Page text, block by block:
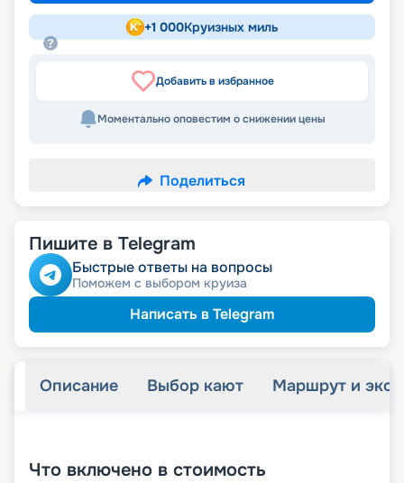
+1 000Круизных миль
Добавить в избранное
Моментально оповестим о снижении цены
Поделиться
Пишите в Telegram
Быстрые ответы на вопросы
Поможем с выбором круиза
Написать в Telegram
Описание Выбор кают Маршрут и
Что включено в стоимость